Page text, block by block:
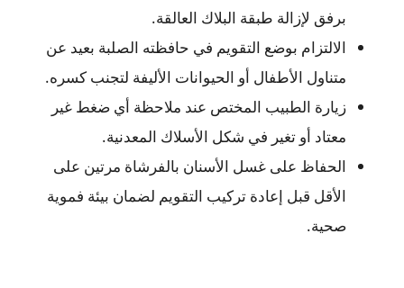
برفق لإزالة طبقة البلاك العالقة.
الالتزام بوضع التقويم في حافظته الصلبة بعيد عن
متناول الأطفال أو الحيوانات الأليفة لتجنب كسره.
زيارة الطبيب المختص عند ملاحظة أي ضغط غير
معتاد أو تغير في شكل الأسلاك المعدنية.
الحفاظ على غسل الأسنان بالفرشاة مرتين على
الأقل قبل إعادة تركيب التقويم لضمان بيئة فموية
صحية.